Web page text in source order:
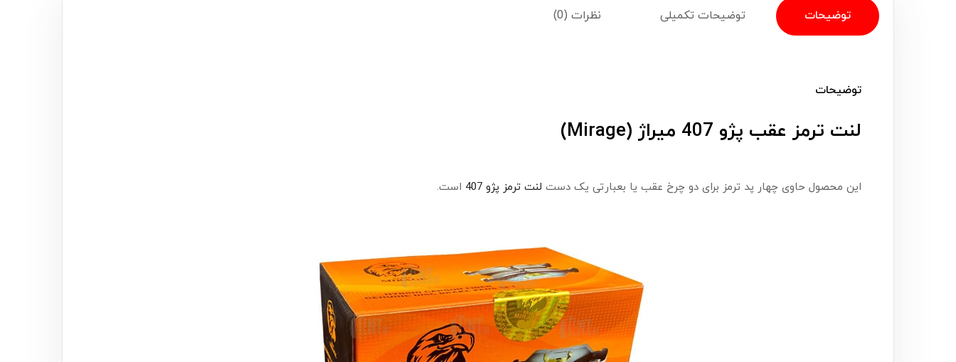
توضیحات توضیحات تکمیلی نظرات (0)
توضیحات
لنت ترمز عقب پژو 407 میراژ (Mirage)
این محصول حاوی چهار پد ترمز برای دو چرخ عقب یا بعبارتی یک دست لنت ترمز پژو 407 است.